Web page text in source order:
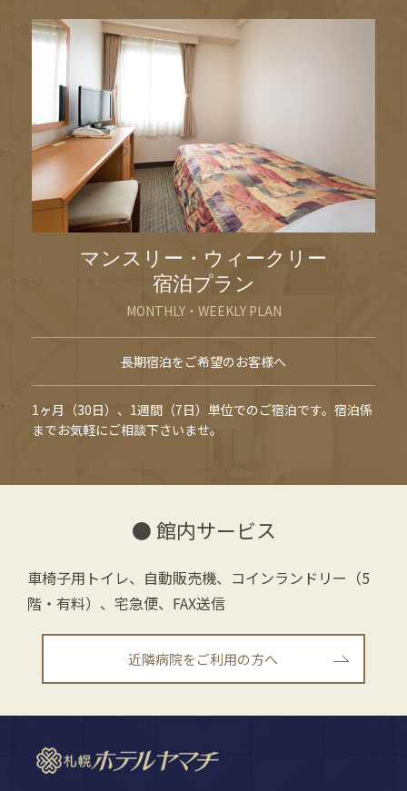
マンスリー・ウィークリー
宿泊プラン
MONTHLY・WEEKLY PLAN
長期宿泊をご希望のお客様へ
1ヶ月（30日）、1週間（7日）単位でのご宿泊です。宿泊係
までお気軽にご相談下さいませ。
● 館内サービス
車椅子用トイレ、自動販売機、コインランドリー（5
階・有料）、宅急便、FAX送信
近隣病院をご利用の方へ